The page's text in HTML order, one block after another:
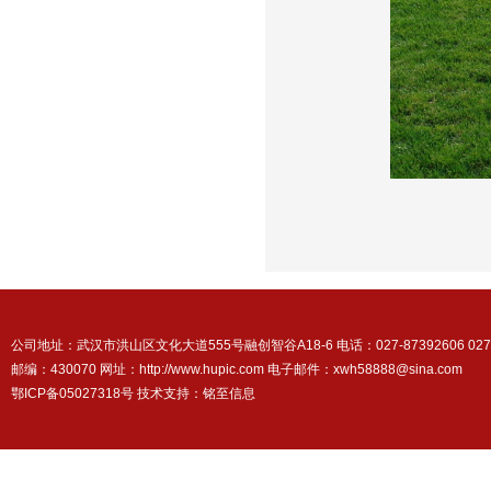
公司地址：武汉市洪山区文化大道555号融创智谷A18-6 电话：027-87392606
邮编：430070 网址：http://www.hupic.com 电子邮件：xwh58888@sina.com
鄂ICP备05027318号 技术支持： 铭至信息